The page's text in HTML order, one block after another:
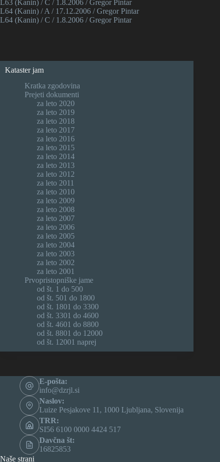
L63 (Kanin) / C / 1.8.2006 / Gregor Pintar
L64 (Kanin) / A / 17.12.2006 / Gregor Pintar
L64 (Kanin) / C / 1.8.2006 / Gregor Pintar
Kataster jam
Kratka zgodovina
Prejeti dokumenti
za leto 2020
za leto 2019
za leto 2018
za leto 2017
za leto 2016
za leto 2015
za leto 2014
za leto 2013
za leto 2012
za leto 2011
za leto 2010
za leto 2009
za leto 2008
za leto 2007
za leto 2006
za leto 2005
za leto 2004
za leto 2003
za leto 2002
za leto 2001
Prvopristopniške jame
od št. 1 do 500
od št. 501 do 1800
od št. 1801 do 3300
od št. 3301 do 4600
od št. 4601 do 8800
od št. 8801 do 12000
od št. 12001 naprej
E-pošta:
info@dzrjl.si
Naslov:
Luize Pesjakove 11, 1000 Ljubljana, Slovenija
TRR:
SI56 6100 0000 4424 517
Davčna št:
16825853
Naše strani